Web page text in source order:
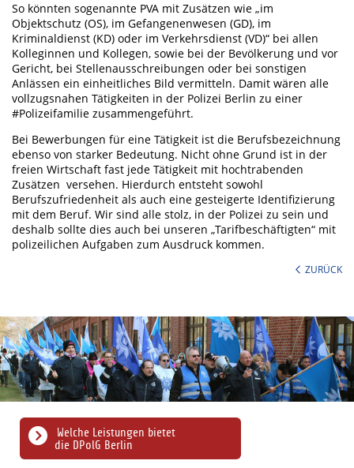
So könnten sogenannte PVA mit Zusätzen wie „im
Objektschutz (OS), im Gefangenenwesen (GD), im
Kriminaldienst (KD) oder im Verkehrsdienst (VD)“ bei allen
Kolleginnen und Kollegen, sowie bei der Bevölkerung und vor
Gericht, bei Stellenausschreibungen oder bei sonstigen
Anlässen ein einheitliches Bild vermitteln. Damit wären alle
vollzugsnahen Tätigkeiten in der Polizei Berlin zu einer
#Polizeifamilie zusammengeführt.
Bei Bewerbungen für eine Tätigkeit ist die Berufsbezeichnung
ebenso von starker Bedeutung. Nicht ohne Grund ist in der
freien Wirtschaft fast jede Tätigkeit mit hochtrabenden
Zusätzen versehen. Hierdurch entsteht sowohl
Berufszufriedenheit als auch eine gesteigerte Identifizierung
mit dem Beruf. Wir sind alle stolz, in der Polizei zu sein und
deshalb sollte dies auch bei unseren „Tarifbeschäftigten“ mit
polizeilichen Aufgaben zum Ausdruck kommen.
ZURÜCK
Welche Leistungen bietet
die DPolG Berlin